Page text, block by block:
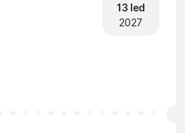
13 led
2027